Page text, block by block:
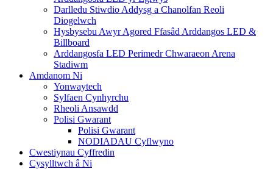
Darlledu Stiwdio Addysg a Chanolfan Reoli
Diogelwch
Hysbysebu Awyr Agored Ffasâd Arddangos LED &
Billboard
Arddangosfa LED Perimedr Chwaraeon Arena
Stadiwm
Amdanom Ni
Yonwaytech
Sylfaen Cynhyrchu
Rheoli Ansawdd
Polisi Gwarant
Polisi Gwarant
NODIADAU Cyflwyno
Cwestiynau Cyffredin
Cysylltwch â Ni